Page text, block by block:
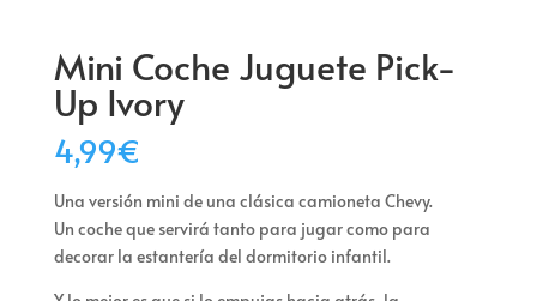
Mini Coche Juguete Pick-
Up Ivory
4,99€
Una versión mini de una clásica camioneta Chevy.
Un coche que servirá tanto para jugar como para
decorar la estantería del dormitorio infantil.